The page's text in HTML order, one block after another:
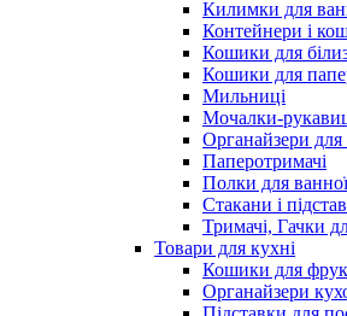
Килимки для
Контейнери і
Кошики для
Кошики для
Мильниці
Мочалки-
Органайзери для
Паперотримачі
Полки для ванної
Стакани і
Тримачі, Гачки
Товари для кухні
Кошики для
Органайзери